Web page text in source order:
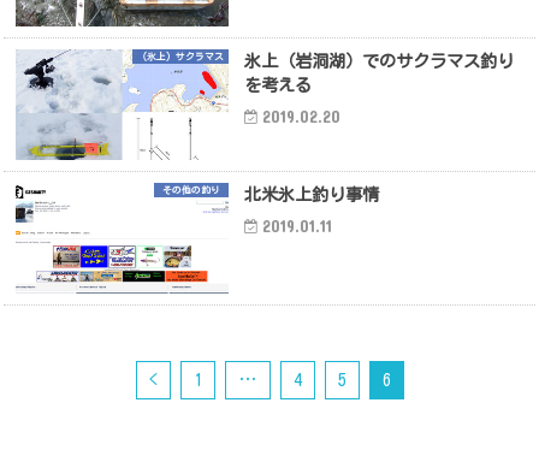
（氷上）サクラマス
氷上（岩洞湖）でのサクラマス釣り
を考える
2019.02.20
その他の釣り 北米氷上釣り事情
2019.01.11
< 1 … 4 5 6